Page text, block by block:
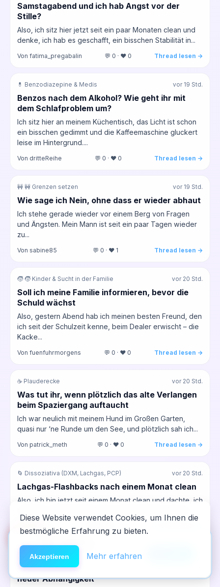
Samstagabend und ich hab Angst vor der
Stille?
Also, ich sitz hier jetzt seit ein paar Monaten clean und
denke, ich hab es geschafft, ein bisschen Stabilität in...
Von fatima_pregabalin 💬 0 · ❤️ 0 Thread lesen →
💊 Benzodiazepine & Medis vor 19 Std.
Benzos nach dem Alkohol? Wie geht ihr mit
dem Schlafproblem um?
Ich sitz hier an meinem Küchentisch, das Licht ist schon
ein bisschen gedimmt und die Kaffeemaschine gluckert
leise im Hintergrund....
Von dritteReihe 💬 0 · ❤️ 0 Thread lesen →
🚧 🚧 Grenzen setzen vor 19 Std.
Wie sage ich Nein, ohne dass er wieder abhaut
Ich stehe gerade wieder vor einem Berg von Fragen
und Ängsten. Mein Mann ist seit ein paar Tagen wieder
zu...
Von sabine85 💬 0 · ❤️ 1 Thread lesen →
🧒 🧒 Kinder & Sucht in der Familie vor 20 Std.
Soll ich meine Familie informieren, bevor die
Schuld wächst
Also, gestern Abend hab ich meinen besten Freund, den
ich seit der Schulzeit kenne, beim Dealer erwischt – die
Kacke...
Von fuenfuhrmorgens 💬 0 · ❤️ 0 Thread lesen →
☕ Plauderecke vor 20 Std.
Was tut ihr, wenn plötzlich das alte Verlangen
beim Spaziergang auftaucht
Ich war neulich mit meinem Hund im Großen Garten,
quasi nur ‘ne Runde um den See, und plötzlich sah ich...
Von patrick_meth 💬 0 · ❤️ 0 Thread lesen →
🌀 Dissoziativa (DXM, Lachgas, PCP) vor 20 Std.
Lachgas-Flashbacks nach einem Monat clean
Also, ich bin jetzt seit einem Monat clean und dachte, ich
🌱 Pflanzen & Kräuter
Kratom im Übergang – sinnvolle Hilfe oder
neuer Abhängigkeit
🆘Hilfe
NeelixberliN auf dem Homescreen —
wie eine echte App.
Diese Website verwendet Cookies, um Ihnen die
bestmögliche Erfahrung zu bieten.
Akzeptieren Mehr erfahren